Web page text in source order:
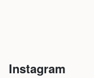
Instagram